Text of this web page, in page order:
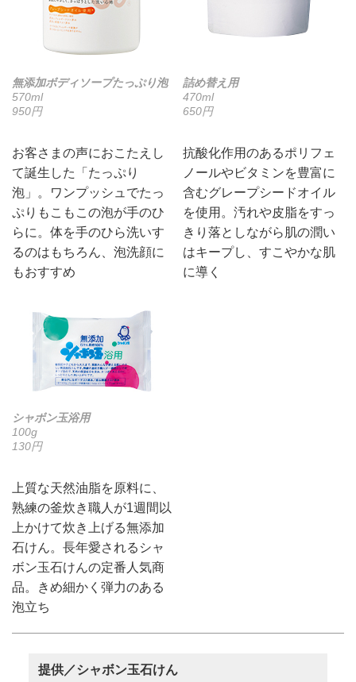
無添加ボディソープたっぷり泡
570ml
950円
お客さまの声におこたえし
て誕生した「たっぷり
泡」。ワンプッシュでたっ
ぷりもこもこの泡が手のひ
らに。体を手のひら洗いす
るのはもちろん、泡洗顔に
もおすすめ
詰め替え用
470ml
650円
抗酸化作用のあるポリフェ
ノールやビタミンを豊富に
含むグレープシードオイル
を使用。汚れや皮脂をすっ
きり落としながら肌の潤い
はキープし、すこやかな肌
に導く
シャボン玉浴用
100g
130円
上質な天然油脂を原料に、
熟練の釜炊き職人が1週間以
上かけて炊き上げる無添加
石けん。長年愛されるシャ
ボン玉石けんの定番人気商
品。きめ細かく弾力のある
泡立ち
提供／シャボン玉石けん